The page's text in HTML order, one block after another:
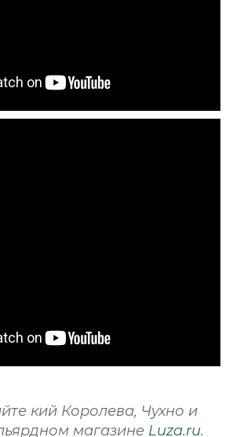
кий Королева, Чухно и
магазине Luza.ru.